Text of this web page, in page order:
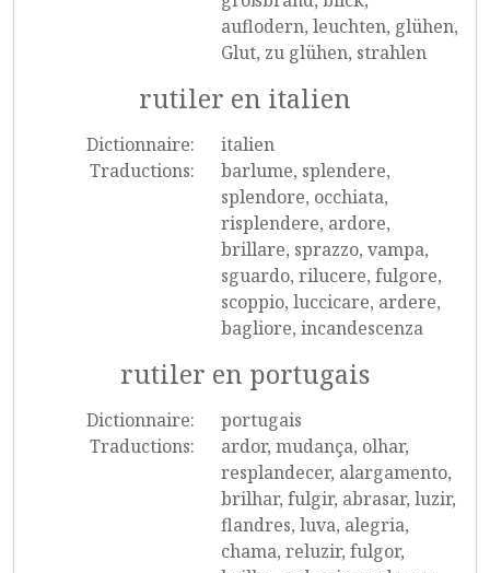
auflodern, leuchten, glühen,
Glut, zu glühen, strahlen
rutiler en italien
Dictionnaire:
italien
Traductions:
barlume, splendere,
splendore, occhiata,
risplendere, ardore,
brillare, sprazzo, vampa,
sguardo, rilucere, fulgore,
scoppio, luccicare, ardere,
bagliore, incandescenza
rutiler en portugais
Dictionnaire:
portugais
Traductions:
ardor, mudança, olhar,
resplandecer, alargamento,
brilhar, fulgir, abrasar, luzir,
flandres, luva, alegria,
chama, reluzir, fulgor,